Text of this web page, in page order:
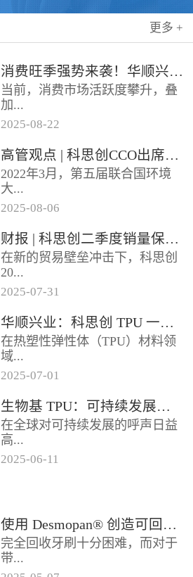
更多 +
消费旺季强势来袭！华顺兴业携手科思创 TPU，为手机护套行业注入破局新动能，抢占市场制高点
当前，消费市场活跃度攀升，叠
加...
各类促销节点临近，手机护套行
业迎来传统销售旺季，市场对高
品质、高性能产品的需求持续走
高。华...
2025-08-22
高管观点 | 科思创CCO出席全球塑料公约大会
2022年3月，第五届联合国环境
大...
会决定成立政府间谈判委员会
（INC），计划通过5次会议在
2024年底前制定一项关于塑料...
2025-08-06
财报 | 科思创二季度销量保持稳定，但动荡环境拖累业绩
在新的贸易壁垒冲击下，科思创
20...
25年第二季度业绩在充满挑战的
经济环境中公布。美国进口关税
的意外上调，对部分重点客户行
业...
2025-07-31
华顺兴业：科思创 TPU 一级代理商，优质 TPU 材料供应专家
在热塑性弹性体（TPU）材料领
域...
，华顺兴业凭借专业实力与行业
积淀，成为科思创 TPU 授权经销
商，为市场提供高品质的TP...
2025-07-01
生物基 TPU：可持续发展的材料新贵
在全球对可持续发展的呼声日益
高...
TP...
2025-06-11
使用 Desmopan® 创造可回收的热塑性聚氨酯牙刷头
完全回收牙刷十分困难，而对于
带...